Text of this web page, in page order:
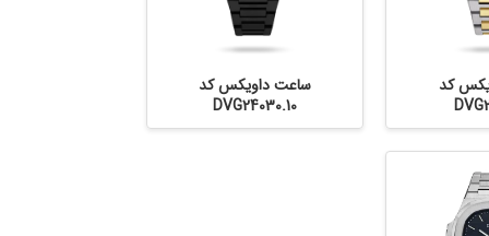
کد
ساعت داویکس کد
DVG24030.10